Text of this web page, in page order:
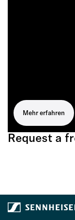
Mehr erfahren
Request a